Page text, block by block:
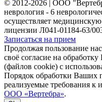
© 2012-2026 | ООО
неврология - 6
осуществляет
лицензии Л041-01184-63/
Записаться на прием
Продолжая пользование
своё согласие на
(файлов cookie) с
Порядок обработки Ваших
реализуемые требования к
ООО «Вертебра».